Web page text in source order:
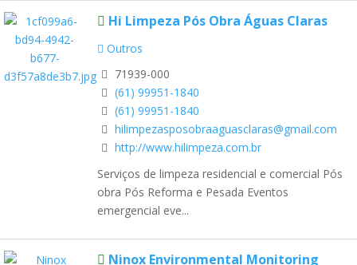
Hi Limpeza Pós Obra Águas Claras
Outros
71939-000
(61) 99951-1840
(61) 99951-1840
hilimpezasposobraaguasclaras@gmail.com
http://www.hilimpeza.com.br
Serviços de limpeza residencial e comercial Pós
obra Pós Reforma e Pesada Eventos
emergencial eve...
Ninox Environmental Monitoring